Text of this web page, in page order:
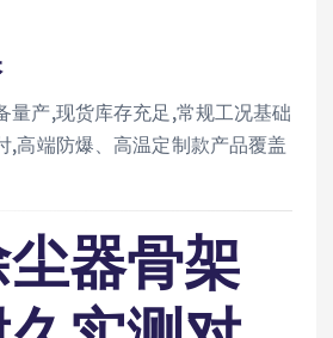
量产,现货库存充足,常规工况基础
,高端防爆、高温定制款产品覆盖
器骨架